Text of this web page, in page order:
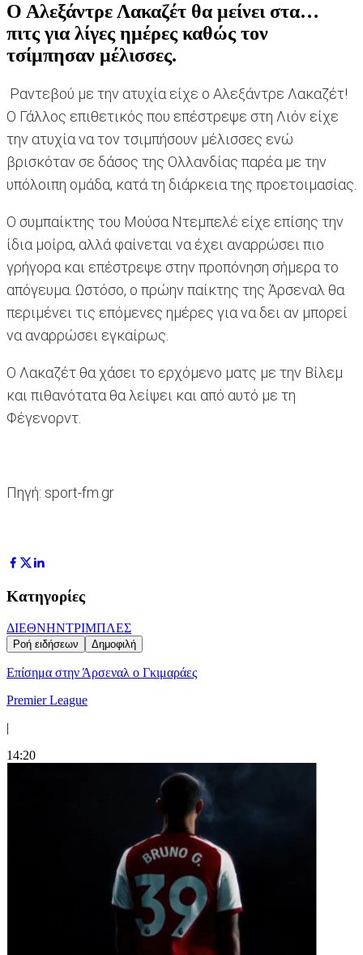
Ο Αλεξάντρε Λακαζέτ θα μείνει στα…
πιτς για λίγες ημέρες καθώς τον
τσίμπησαν μέλισσες.
Ραντεβού με την ατυχία είχε ο Αλεξάντρε Λακαζέτ!
Ο Γάλλος επιθετικός που επέστρεψε στη Λιόν είχε
την ατυχία να τον τσιμπήσουν μέλισσες ενώ
βρισκόταν σε δάσος της Ολλανδίας παρέα με την
υπόλοιπη ομάδα, κατά τη διάρκεια της προετοιμασίας.
Ο συμπαίκτης του Μούσα Ντεμπελέ είχε επίσης την
ίδια μοίρα, αλλά φαίνεται να έχει αναρρώσει πιο
γρήγορα και επέστρεψε στην προπόνηση σήμερα το
απόγευμα. Ωστόσο, ο πρώην παίκτης της Άρσεναλ θα
περιμένει τις επόμενες ημέρες για να δει αν μπορεί
να αναρρώσει εγκαίρως.
Ο Λακαζέτ θα χάσει το ερχόμενο ματς με την Βίλεμ
και πιθανότατα θα λείψει και από αυτό με τη
Φέγενορντ.
Πηγή: sport-fm.gr
Κατηγορίες
ΔΙΕΘΝΗΝΤΡΙΜΠΛΕΣ
Ροή ειδήσεων Δημοφιλή
Επίσημα στην Άρσεναλ ο Γκιμαράες
Premier League
|
14:20